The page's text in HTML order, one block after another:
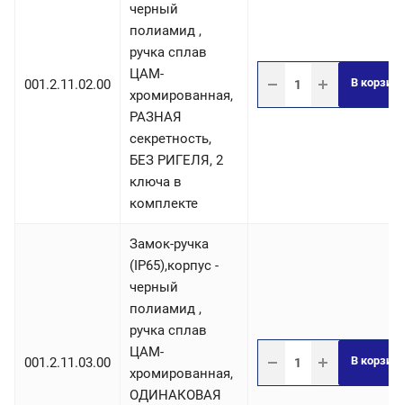
001.2.11.02.00
черный
полиамид ,
ручка сплав
ЦАМ-
хромированная,
РАЗНАЯ
секретность,
БЕЗ РИГЕЛЯ, 2
ключа в
комплекте
В
001.2.11.03.00
Замок-ручка
(IP65),корпус -
черный
полиамид ,
ручка сплав
ЦАМ-
хромированная,
ОДИНАКОВАЯ
В